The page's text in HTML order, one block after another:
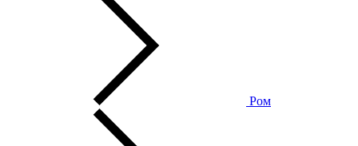
Ром